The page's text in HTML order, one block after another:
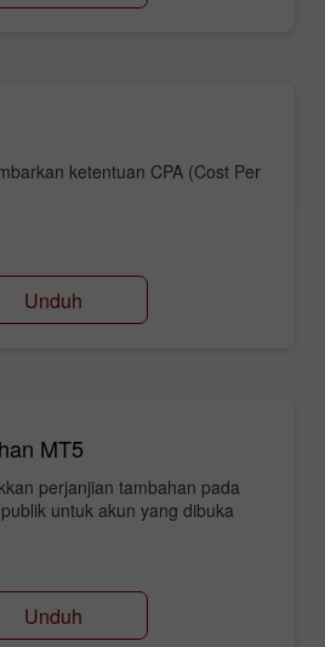
ketentuan CPA (Cost Per
Unduh
MT5
perjanjian tambahan pada
untuk akun yang dibuka
Unduh